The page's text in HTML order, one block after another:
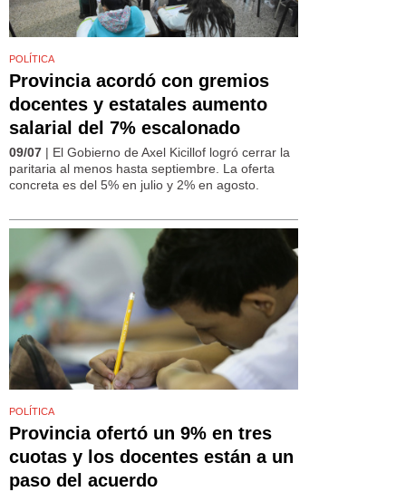
POLÍTICA
Provincia acordó con gremios
docentes y estatales aumento
salarial del 7% escalonado
09/07 | El Gobierno de Axel Kicillof logró cerrar la
paritaria al menos hasta septiembre. La oferta
concreta es del 5% en julio y 2% en agosto.
POLÍTICA
Provincia ofertó un 9% en tres
cuotas y los docentes están a un
paso del acuerdo